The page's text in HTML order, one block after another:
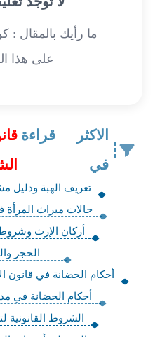
ما رأيك بالمقال
على هذا
الاكثر قراءة
في
تعريف الهبة ودليل
حالات ميراث المرأة
أركان الإرث
‏الحجر
أحكام الحضانة في قانون
أحكام الحضانة في
الشروط القانونية